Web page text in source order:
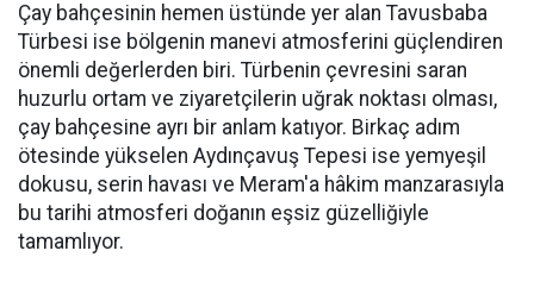
Çay bahçesinin hemen üstünde yer alan Tavusbaba
Türbesi ise bölgenin manevi atmosferini güçlendiren
önemli değerlerden biri. Türbenin çevresini saran
huzurlu ortam ve ziyaretçilerin uğrak noktası olması,
çay bahçesine ayrı bir anlam katıyor. Birkaç adım
ötesinde yükselen Aydınçavuş Tepesi ise yemyeşil
dokusu, serin havası ve Meram'a hâkim manzarasıyla
bu tarihi atmosferi doğanın eşsiz güzelliğiyle
tamamlıyor.